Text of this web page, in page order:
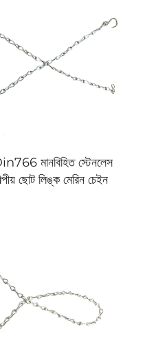
মানবিহিত স্টেনলেস
ছোট লিঙ্ক মেরিন চেইন